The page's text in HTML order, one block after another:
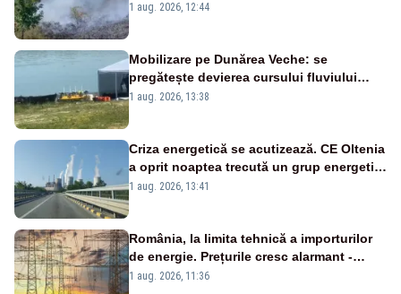
silvicultori se luptă cu flăcările - VIDEO
1 aug. 2026, 12:44
Mobilizare pe Dunărea Veche: se
pregătește devierea cursului fluviului
către Cernavodă – VIDEO
1 aug. 2026, 13:38
Criza energetică se acutizează. CE Oltenia
a oprit noaptea trecută un grup energetic
de la Rovinari
1 aug. 2026, 13:41
România, la limita tehnică a importurilor
de energie. Prețurile cresc alarmant -
Analiză Realitatea Plus
1 aug. 2026, 11:36